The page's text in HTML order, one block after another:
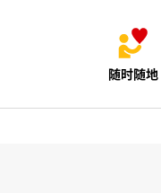
随时随地